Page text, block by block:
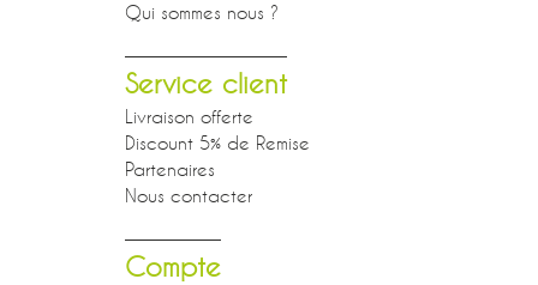
Qui sommes nous ?
Service client
Livraison offerte
Discount 5% de Remise
Partenaires
Nous contacter
Compte